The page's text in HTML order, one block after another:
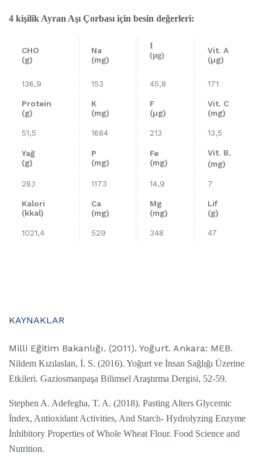
4 kişilik Ayran Aşı Çorbası için besin değerleri:
CHO
(g)
Na
(mg)
I
(µg)
Vit. A
(µg)
136,9 153 45,8 171
Protein
(g)
K
(mg)
F
(µg)
Vit. C
(mg)
51,5 1684 213 13,5
Yağ
(g)
P
(mg)
Fe
(mg)
Vit. B³
(mg)
28,1 1173 14,9 7
Kalori
(kkal)
Ca
(mg)
Mg
(mg)
Lif
(g)
1021,4 529 348 47
KAYNAKLAR
Milli Eğitim Bakanlığı. (2011). Yoğurt. Ankara: MEB.
Nildem Kızılaslan, İ. S. (2016). Yoğurt ve İnsan Sağlığı Üzerine
Etkileri. Gaziosmanpaşa Bilimsel Araştırma Dergisi, 52-59.
Stephen A. Adefegha, T. A. (2018). Pasting Alters Glycemic
İndex, Antioxidant Activities, And Starch- Hydrolyzing Enzyme
İnhibitory Properties of Whole Wheat Flour. Food Science and
Nutrition.